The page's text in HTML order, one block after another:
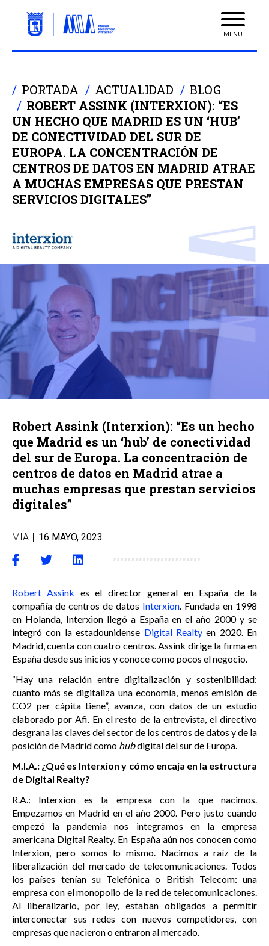
MENU
PORTADA ACTUALIDAD
BLOG
ROBERT ASSINK (INTERXION): “ES
UN HECHO QUE MADRID ES UN ‘HUB’
DE CONECTIVIDAD DEL SUR DE
EUROPA. LA CONCENTRACIÓN DE
CENTROS DE DATOS EN MADRID ATRAE
A MUCHAS EMPRESAS QUE PRESTAN
SERVICIOS DIGITALES”
Robert Assink (Interxion): “Es un hecho
que Madrid es un ‘hub’ de conectividad
del sur de Europa. La concentración de
centros de datos en Madrid atrae a
muchas empresas que prestan servicios
digitales”
MIA | 16 MAYO, 2023
Robert Assink es el director general en España de la
compañía de centros de datos Interxion . Fundada en 1998
en Holanda, Interxion llegó a España en el año 2000 y se
integró con la estadounidense Digital Realtyen 2020. En
Madrid, cuenta con cuatro centros. Assink dirige la firma en
España desde sus inicios y conoce como pocos el negocio.
“Hay una relación entre digitalización y sostenibilidad:
cuanto más se digitaliza una economía, menos emisión de
CO2 per cápita tiene”, avanza, con datos de un estudio
elaborado por Afi. En el resto de la entrevista, el directivo
desgrana las claves del sector de los centros de datos y de la
posición de Madrid como hubdigital del sur de Europa.
M.I.A.: ¿Qué es Interxion y cómo encaja en la estructura
de Digital Realty?
R.A.: Interxion es la empresa con la que nacimos.
Empezamos en Madrid en el año 2000. Pero justo cuando
empezó la pandemia nos integramos en la empresa
americana Digital Realty. En España aún nos conocen como
Interxion, pero somos lo mismo. Nacimos a raíz de la
liberalización del mercado de telecomunicaciones. Todos
los países tenían su Telefónica o British Telecom: una
empresa con el monopolio de la red de telecomunicaciones.
Al liberalizarlo, por ley, estaban obligados a permitir
interconectar sus redes con nuevos competidores, con
empresas que nacieron o entraron al mercado.